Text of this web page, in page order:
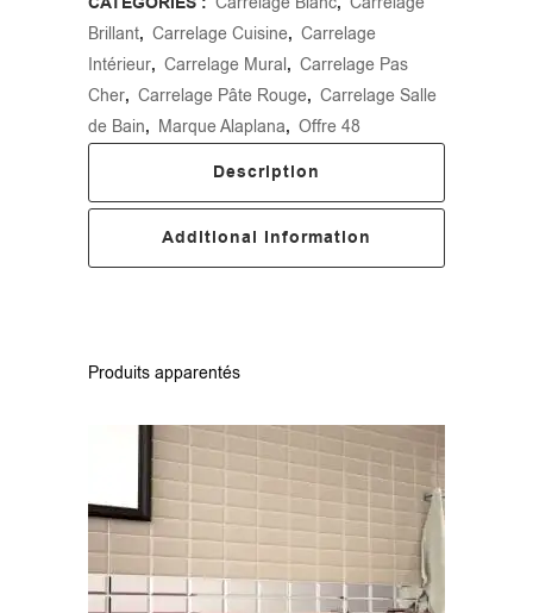
Brillant, Carrelage Cuisine, Carrelage
Intérieur, Carrelage Mural, Carrelage Pas
Cher, Carrelage Pâte Rouge, Carrelage Salle
de Bain, Marque Alaplana, Offre 48
Description
Additional Information
Produits apparentés